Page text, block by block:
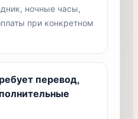
ночные часы,
при конкретном
перевод,